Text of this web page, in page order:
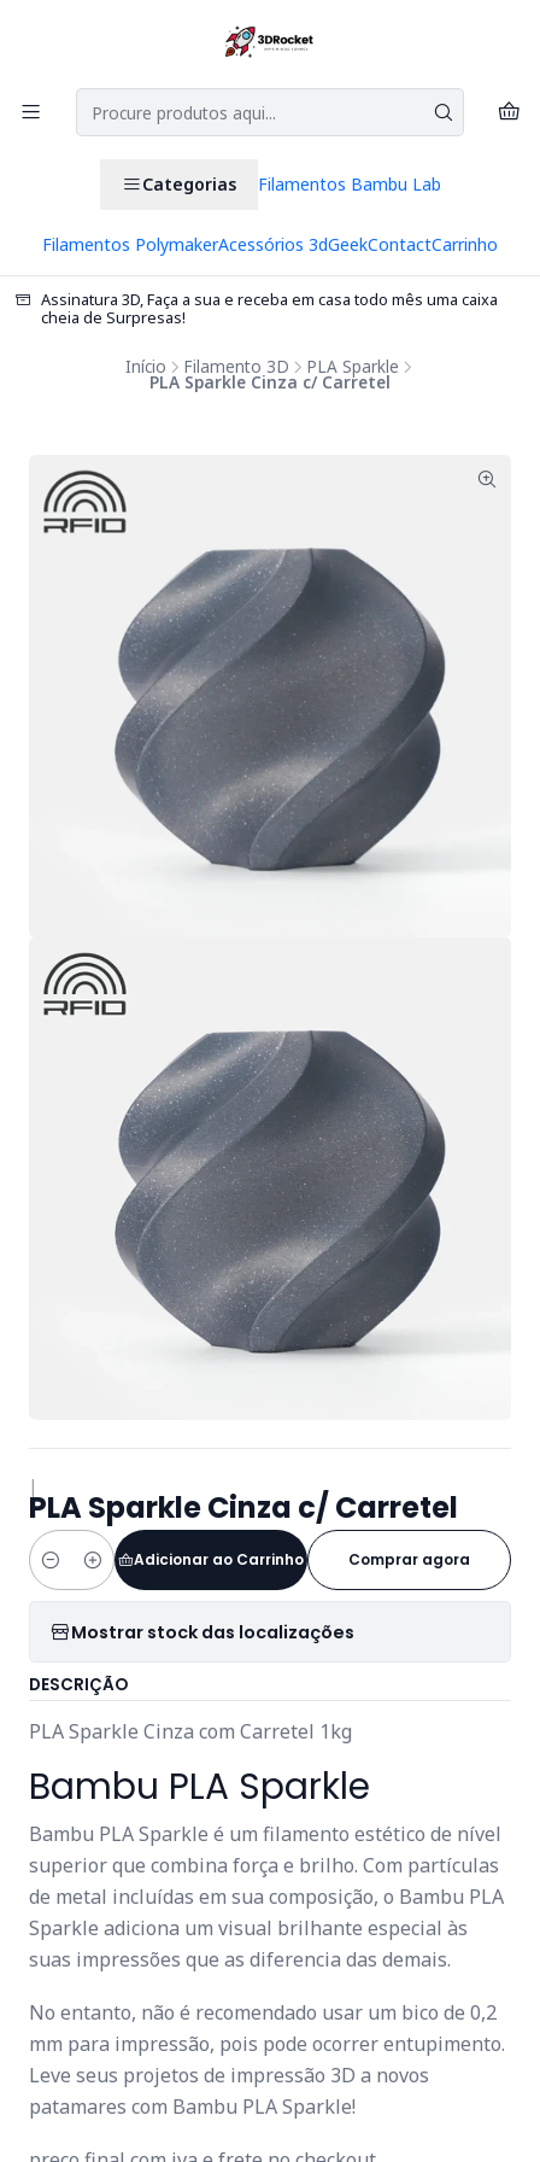
Categorias Filamentos Bambu Lab
Filamentos PolymakerAcessórios 3dGeekContactCarrinho
Assinatura 3D, Faça a sua e receba em casa todo mês uma caixa
cheia de Surpresas!
Início Filamento 3D PLA Sparkle
PLA Sparkle Cinza c/ Carretel
|
PLA Sparkle Cinza c/ Carretel
Quantidade
Adicionar ao Carrinho Comprar agora
Mostrar stock das localizações
DESCRIÇÃO
PLA Sparkle Cinza com Carretel 1kg
Bambu PLA Sparkle
Bambu PLA Sparkle é um filamento estético de nível
superior que combina força e brilho. Com partículas
de metal incluídas em sua composição, o Bambu PLA
Sparkle adiciona um visual brilhante especial às
suas impressões que as diferencia das demais.
No entanto, não é recomendado usar um bico de 0,2
mm para impressão, pois pode ocorrer entupimento.
Leve seus projetos de impressão 3D a novos
patamares com Bambu PLA Sparkle!